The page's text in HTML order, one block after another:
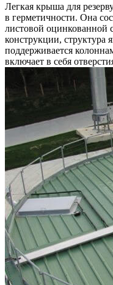
Легкая крыша для
в герметичности. Она
листовой оцинкованной
конструкции, структура
поддерживается
включает в себя